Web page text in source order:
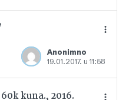
Anonimno
19.01.2017. u 11:58
Dodajte u favorite
kuna., 2016.